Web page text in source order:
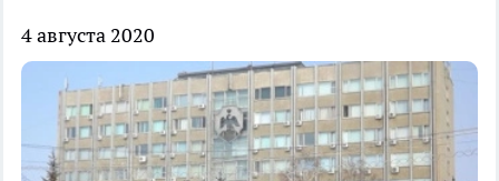
4 августа 2020